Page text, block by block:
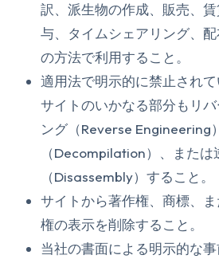
訳、派生物の作成、販売、
与、タイムシェアリング、
の方法で利用すること。
適用法で明示的に禁止されて
サイトのいかなる部分もリ
ング（Reverse Engineering
（Decompilation）、または
（Disassembly）すること。
サイトから著作権、商標、
権の表示を削除すること。
当社の書面による明示的な事